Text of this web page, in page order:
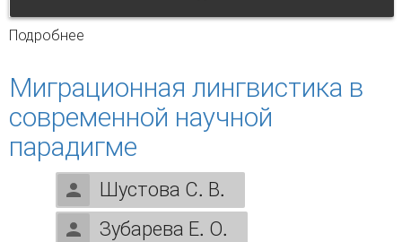
Подробнее
Миграционная лингвистика в
современной научной
парадигме
Шустова С. В.
Зубарева Е. О.